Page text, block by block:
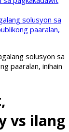
solusyon sa
paaralan,
solusyon sa
paaralan, inihain
vs ilang